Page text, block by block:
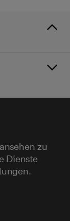
zu
Dienste